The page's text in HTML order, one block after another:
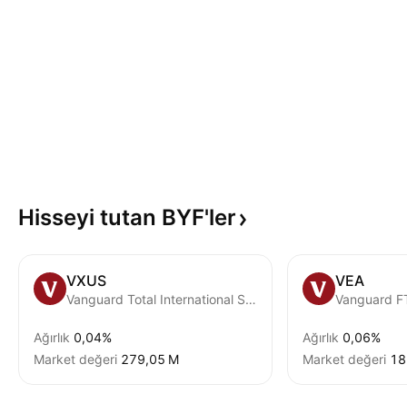
Hisseyi tutan BYF'ler
VXUS
Vanguard Total International Stock ETF
Ağırlık 0,04%
Market değeri ‪279,05 M‬
VEA
Ağırlık 0,06%
Market değeri